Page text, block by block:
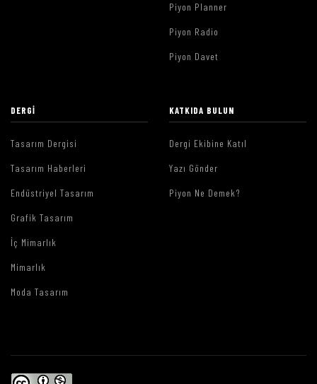
Piyon Planner
Piyon Radio
Piyon Davet
DERGI
Tasarım Dergisi
Tasarım Haberleri
Endüstriyel Tasarım
Grafik Tasarım
İç Mimarlık
Mimarlık
Moda Tasarım
KATKIDA BULUN
Dergi Ekibine Katıl
Yazı Gönder
Piyon Ne Demek?